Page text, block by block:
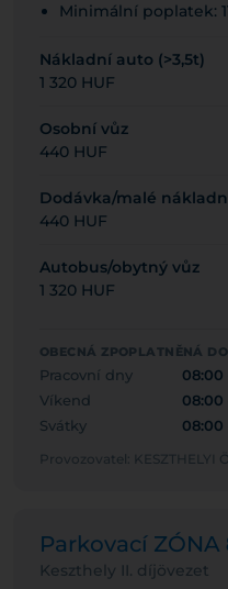
Minimální poplatek:
Nákladní auto (>3,5t)
1 320 HUF
Osobní vůz
440 HUF
Dodávka/malé
440 HUF
Autobus/obytný vůz
1 320 HUF
OBECNÁ ZPOPLATNĚNÁ
Pracovní dny
08:00
Víkend
08:00
Svátky
08:00
Provozovatel: KESZTHELYI
Parkovací ZÓNA
Keszthely II. díjövezet